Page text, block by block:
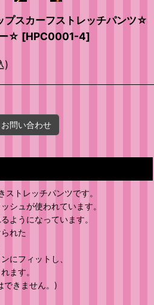
スカーフストレッチパンツ☆
☆ [HPC0001-4]
)
お問い合わせ
トレッチパンツです。
シュが使われています。
ようになっています。
れた
にフィットし、
ます。
できません。)